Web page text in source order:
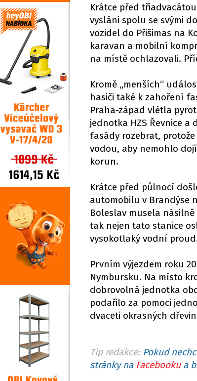
Krátce před
vysláni spolu se svými
vozidel do Přišimas na
karavan a mobilní
na místě ochlazovali.
Kromě „menších“
hasiči také k zahoření
Praha-západ vlétla
jednotka HZS Řevnice
fasády rozebrat,
vodou, aby nemohlo
korun.
Krátce před půlnocí
automobilu v Brandýse
Boleslav musela
tak nejen tato stanice
vysokotlaký vodní
Prvním výjezdem roku
Nymbursku. Na místo
dobrovolná jednotka
podařilo za pomoci
dvaceti okrasných
Tip redakce: Pokud
stránky na Facebookua